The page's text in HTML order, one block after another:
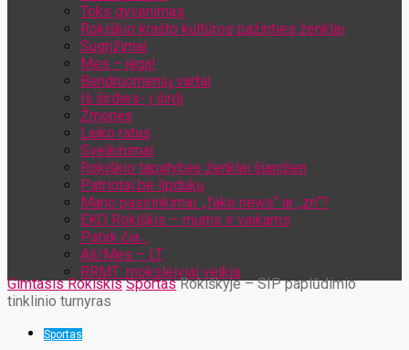
Toks gyvenimas
Rokiškio krašto kultūros pažinties ženklai
Sugrįžimai
Mes – jėga!
Bendruomenių vartai
Iš širdies- į širdį
Žmonės
Laiko ratas
Sveikinimai
Rokiškio tapatybės ženklai šiandien
Patriotai be lipdukų
Mano pasirinkimai: „fake news“ ar „zn“?
EKO Rokiškis – mums ir vaikams
Patirk čia…
Aš/Mes – LT
RRMT: moksleiviai veikia
Gimtasis Rokiškis Sportas Rokiškyje – SIP paplūdimio
tinklinio turnyras
Sportas